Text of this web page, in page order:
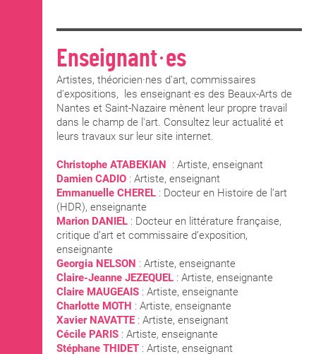
Enseignant·es
Artistes, théoricien·nes d'art, commissaires
d'expositions, les enseignant·es des Beaux-Arts de
Nantes et Saint-Nazaire mènent leur propre travail
dans le champ de l'art. Consultez leur actualité et
leurs travaux sur leur site internet.
Christophe ATABEKIAN : Artiste, enseignant
Damien CADIO : Artiste, enseignant
Emmanuelle CHEREL : Docteur en Histoire de l’art
(HDR), enseignante
Marion DANIEL : Docteur en littérature française,
critique d’art et commissaire d’exposition,
enseignante
Georgia NELSON : Artiste, enseignante
Claire-Jeanne JEZEQUEL : Artiste, enseignante
Claire MAUGEAIS : Artiste, enseignante
Charlotte MOTH : Artiste, enseignante
Xavier NAVATTE : Artiste, enseignant
Cécile PARIS : Artiste, enseignante
Stéphane THIDET : Artiste, enseignant